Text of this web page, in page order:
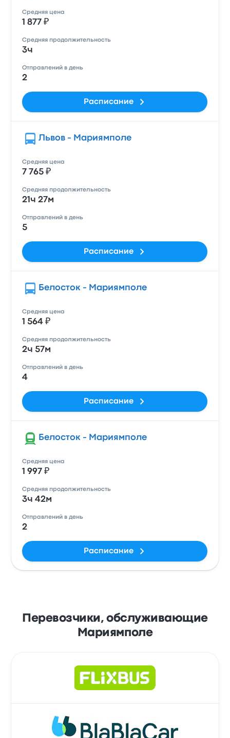
Средняя цена
1 877 ₽
Средняя продолжительность
3ч
Отправлений в день
2
Расписание
Львов - Мариямполе
Средняя цена
7 765 ₽
Средняя продолжительность
21ч 27м
Отправлений в день
5
Расписание
Белосток - Мариямполе
Средняя цена
1 564 ₽
Средняя продолжительность
2ч 57м
Отправлений в день
4
Расписание
Белосток - Мариямполе
Средняя цена
1 997 ₽
Средняя продолжительность
3ч 42м
Отправлений в день
2
Расписание
Перевозчики, обслуживающие
Мариямполе